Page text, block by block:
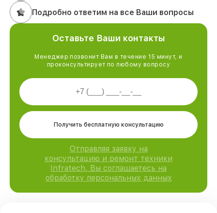
Подробно ответим на все Ваши вопросы
Оставьте Ваши контакты
Менеджер позвонит Вам в течение 15 минут, и
проконсультирует по любому вопросу
Получить бесплатную консультацию
Отправляя заявку на
консультацию и ремонт техники
Infratech, Вы соглашаетесь на
обработку персональных данных